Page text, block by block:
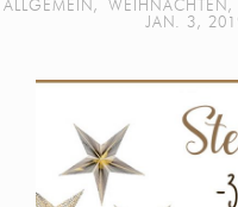
ALLGEMEIN , WEIHNACHTEN ,
JAN. 3,